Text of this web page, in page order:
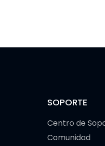
SOPORTE
Centro de
Comunidad